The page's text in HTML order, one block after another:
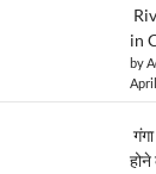
in
by